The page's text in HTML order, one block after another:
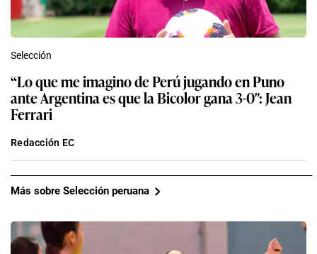
Selección
“Lo que me imagino de Perú jugando en Puno
ante Argentina es que la Bicolor gana 3-0″: Jean
Ferrari
Redacción EC
Más sobre Selección peruana